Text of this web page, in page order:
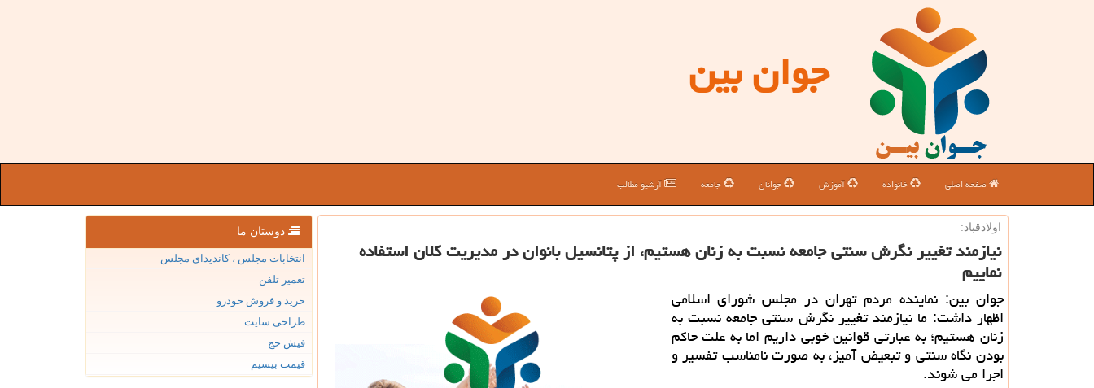
جوان بین
صفحه اصلی خانواده آموزش جوانان جامعه آرشیو مطالب
اولادقباد:
نیازمند تغییر نگرش سنتی جامعه نسبت به زنان هستیم، از پتانسیل بانوان در مدیریت كلان استفاده
نماییم
جوان بین: نماینده مردم تهران در مجلس شورای اسلامی
اظهار داشت: ما نیازمند تغییر نگرش سنتی جامعه نسبت به
زنان هستیم؛ به عبارتی قوانین خوبی داریم اما به علت حاكم
بودن نگاه سنتی و تبعیض آمیز، به صورت نامناسب تفسیر و
اجرا می شوند.
دوستان ما
انتخابات مجلس ، کاندیدای مجلس
تعمیر تلفن
خرید و فروش خودرو
طراحی سایت
فیش حج
قیمت بیسیم